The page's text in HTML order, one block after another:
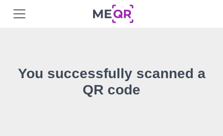
You successfully scanned a
QR code